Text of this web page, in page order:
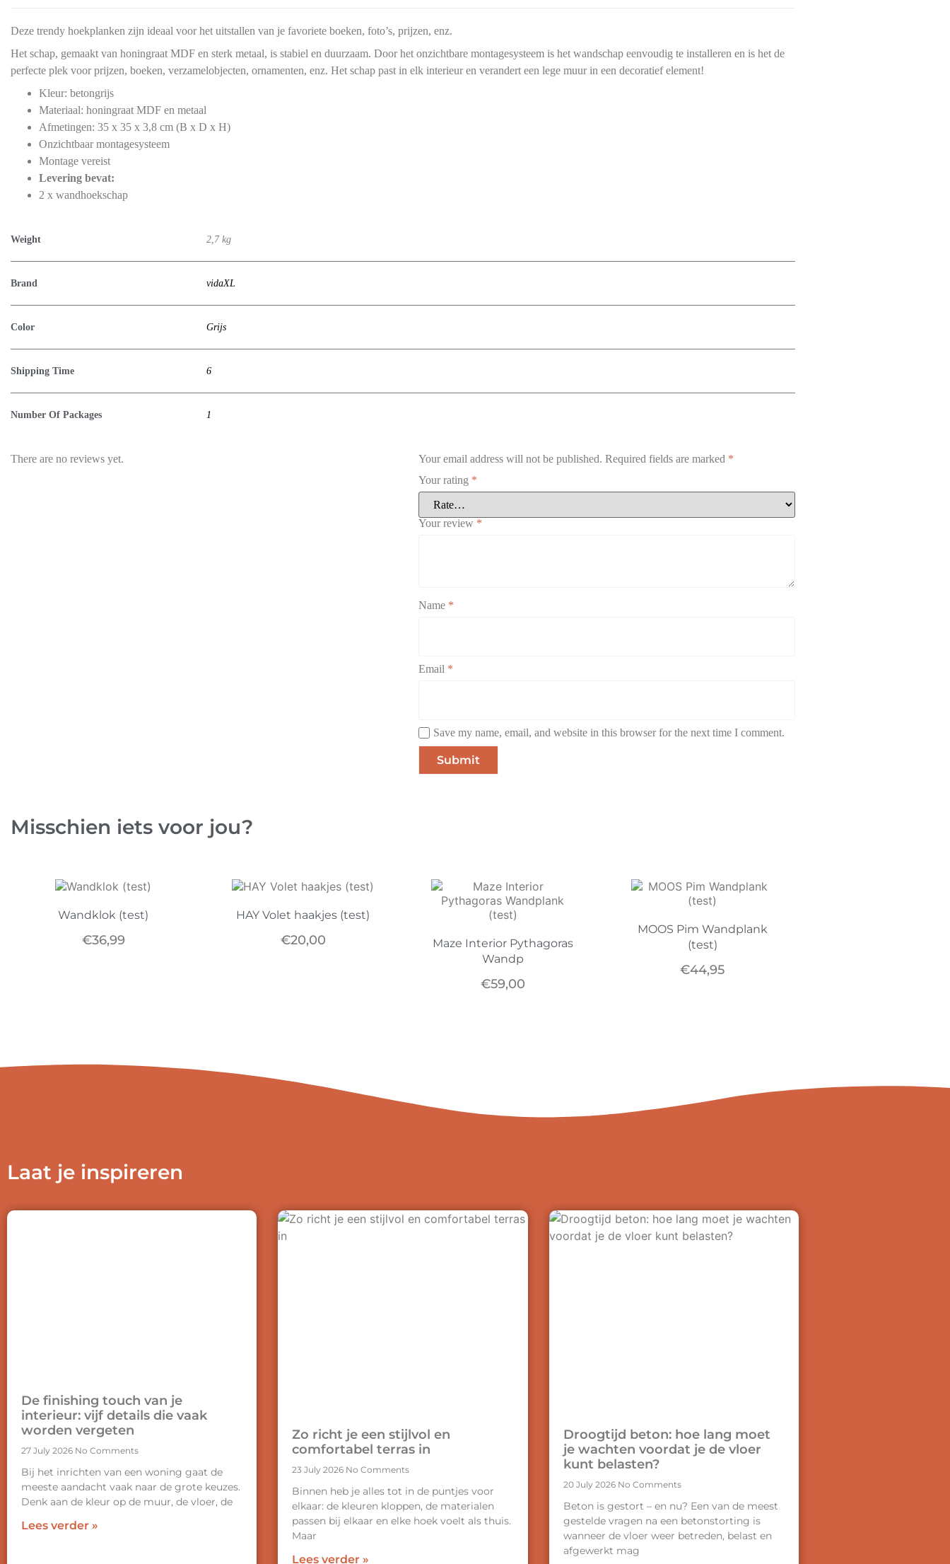
Deze trendy hoekplanken zijn ideaal voor het uitstallen van je favoriete boeken, foto’s, prijzen, enz.
Het schap, gemaakt van honingraat MDF en sterk metaal, is stabiel en duurzaam. Door het onzichtbare montagesysteem is het wandschap eenvoudig te installeren en is het de
perfecte plek voor prijzen, boeken, verzamelobjecten, ornamenten, enz. Het schap past in elk interieur en verandert een lege muur in een decoratief element!
Kleur: betongrijs
Materiaal: honingraat MDF en metaal
Afmetingen: 35 x 35 x 3,8 cm (B x D x H)
Onzichtbaar montagesysteem
Montage vereist
Levering bevat:
2 x wandhoekschap
Weight 2,7 kg
Brand vidaXL
Color Grijs
Shipping Time 6
Number Of Packages 1
There are no reviews yet. Your email address will not be published. Required fields are marked *
Your rating *
Your review *
Name *
Email *
Save my name, email, and website in this browser for the next time I comment.
Misschien iets voor jou?
Wandklok (test)
€36,99
HAY Volet haakjes (test)
€20,00
Maze Interior Pythagoras
Wandp
€59,00
MOOS Pim Wandplank
(test)
€44,95
Laat je inspireren
De finishing touch van je
interieur: vijf details die vaak
worden vergeten
27 July 2026 No Comments
Bij het inrichten van een woning gaat de
meeste aandacht vaak naar de grote keuzes.
Denk aan de kleur op de muur, de vloer, de
Lees verder »
Zo richt je een stijlvol en
comfortabel terras in
23 July 2026 No Comments
Binnen heb je alles tot in de puntjes voor
elkaar: de kleuren kloppen, de materialen
passen bij elkaar en elke hoek voelt als thuis.
Maar
Lees verder »
Droogtijd beton: hoe lang moet
je wachten voordat je de vloer
kunt belasten?
20 July 2026 No Comments
Beton is gestort – en nu? Een van de meest
gestelde vragen na een betonstorting is
wanneer de vloer weer betreden, belast en
afgewerkt mag